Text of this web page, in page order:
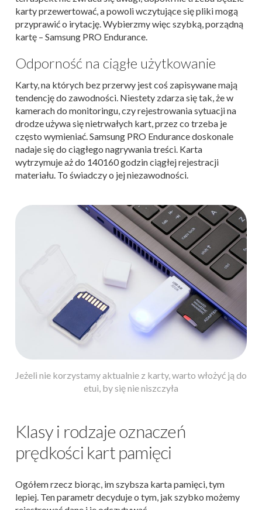
karty przewertować, a powoli wczytujące się pliki mogą
przyprawić o irytację. Wybierzmy więc szybką, porządną
kartę – Samsung PRO Endurance.
Odporność na ciągłe użytkowanie
Karty, na których bez przerwy jest coś zapisywane mają
tendencję do zawodności. Niestety zdarza się tak, że w
kamerach do monitoringu, czy rejestrowania sytuacji na
drodze używa się nietrwałych kart, przez co trzeba je
często wymieniać. Samsung PRO Endurance doskonale
nadaje się do ciągłego nagrywania treści. Karta
wytrzymuje aż do 140160 godzin ciągłej rejestracji
materiału. To świadczy o jej niezawodności.
Jeżeli nie korzystamy aktualnie z karty, warto włożyć ją do
etui, by się nie niszczyła
Klasy i rodzaje oznaczeń
prędkości kart pamięci
Ogółem rzecz biorąc, im szybsza karta pamięci, tym
lepiej. Ten parametr decyduje o tym, jak szybko możemy